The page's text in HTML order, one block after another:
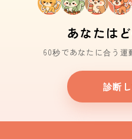
あなたは
60秒であなたに合う
診断